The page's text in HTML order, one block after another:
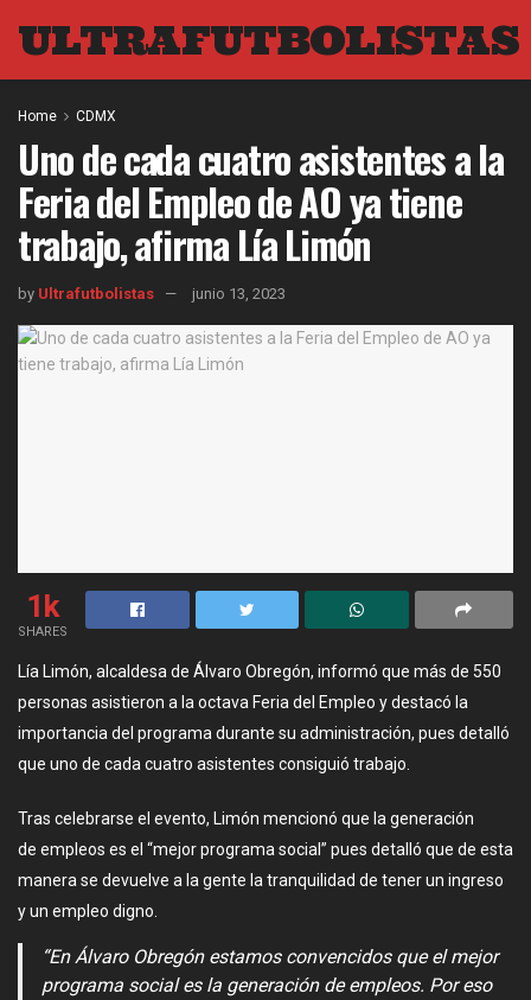
ULTRAFUTBOLISTAS
Home CDMX
Uno de cada cuatro asistentes a la
Feria del Empleo de AO ya tiene
trabajo, afirma Lía Limón
by Ultrafutbolistas junio 13, 2023
1k
SHARES
Lía Limón, alcaldesa de Álvaro Obregón, informó que más de 550
personas asistieron a la octava Feria del Empleo y destacó la
importancia del programa durante su administración, pues detalló
que uno de cada cuatro asistentes consiguió trabajo.
Tras celebrarse el evento, Limón mencionó que la generación
de empleos es el “mejor programa social” pues detalló que de esta
manera se devuelve a la gente la tranquilidad de tener un ingreso
y un empleo digno.
“En Álvaro Obregón estamos convencidos que el mejor
programa social es la generación de empleos. Por eso